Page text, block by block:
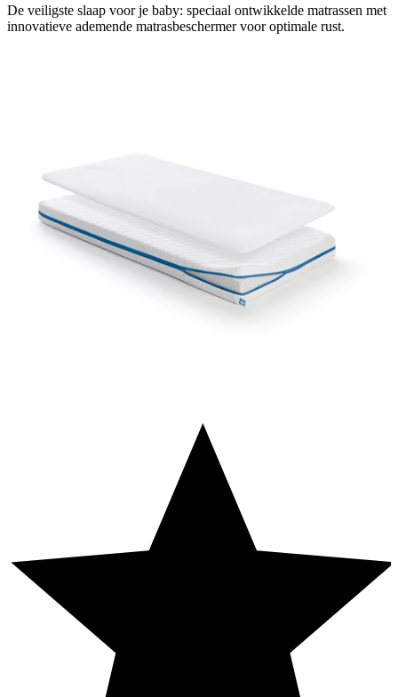
De veiligste slaap voor je baby: speciaal ontwikkelde matrassen met
innovatieve ademende matrasbeschermer voor optimale rust.